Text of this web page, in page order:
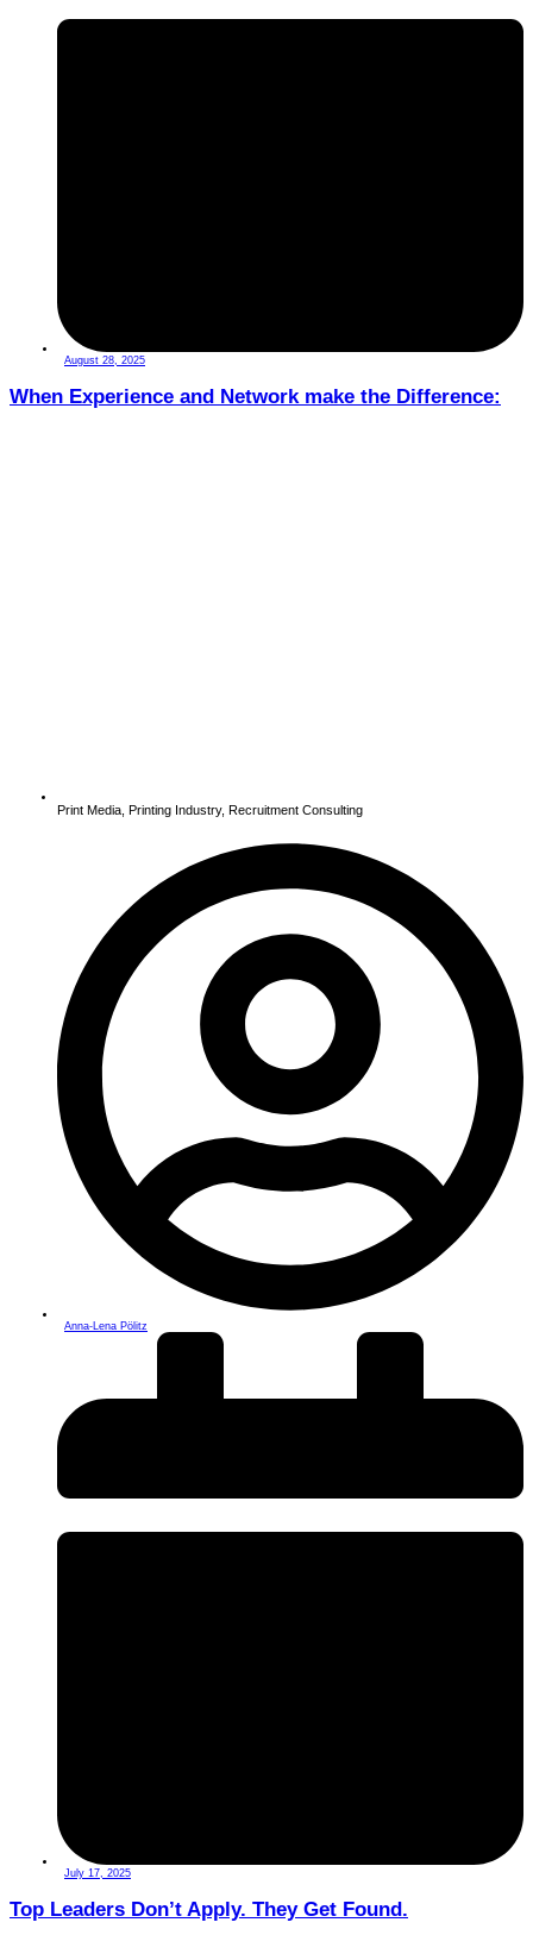
August 28, 2025
When Experience and Network make the Difference:
Print Media Printing Industry, Recruitment Consulting
Anna-Lena Pölitz
July 17, 2025
Top Leaders Don’t Apply. They Get Found.